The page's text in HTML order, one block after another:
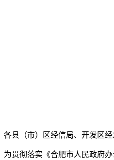
各县（市）区经信局、开发区经
为贯彻落实《合肥市人民政府